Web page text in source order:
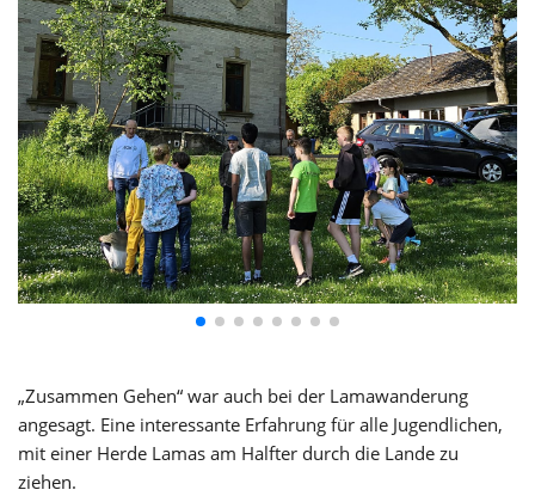
„Zusammen Gehen“ war auch bei der Lamawanderung
angesagt. Eine interessante Erfahrung für alle Jugendlichen,
mit einer Herde Lamas am Halfter durch die Lande zu
ziehen.